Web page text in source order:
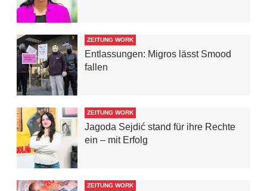
ZEITUNG WORK
Entlassungen: Migros lässt Smood
fallen
ZEITUNG WORK
Jagoda Sejdić stand für ihre Rechte
ein – mit Erfolg
ZEITUNG WORK